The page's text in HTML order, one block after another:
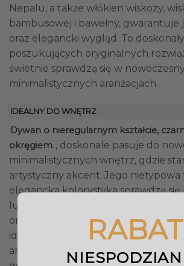
Nepalu, a także włókien wiskozy,
bambusowej i bawełny, gwarantuje
oraz elegancki wygląd. To
poszukujących oryginalnych
świetnie sprawdzą się w
minimalistycznych aranżacjach.
IDEALNY DO WNĘTRZ
Dywan o nieregularnym kształcie,
okręgiem , doskonale pasuje do
minimalistycznych wnętrz, gdzie
artystyczny akcent. Jego nietypowa
elegancka kolorystyka sprawdzą się
luksusowych aranżacjach glamour,
oryginalności i szyku. Dodatkowo,
idealnie uzupełni przestrzenie
art déco, wprowadzając subtelny
RABAT